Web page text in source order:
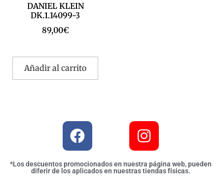
DANIEL KLEIN
DK.1.14099-3
89,00€
Añadir al carrito
*Los descuentos promocionados en nuestra página web, pueden
diferir de los aplicados en nuestras tiendas físicas.